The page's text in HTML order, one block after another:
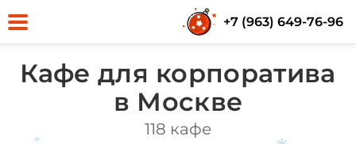
+7 (963) 649-76-96
Кафе для корпоратива
в Москве
118 кафе